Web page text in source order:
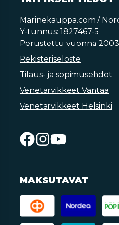
Marinekauppa.com /
Y-tunnus: 1827467-5
Perustettu vuonna 2003
Rekisteriseloste
Tilaus- ja sopimusehdot
Venetarvikkeet Vantaa
Venetarvikkeet Helsinki
MAKSUTAVAT